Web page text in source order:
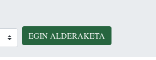
EGIN ALDERAKETA